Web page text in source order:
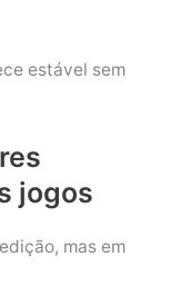
estável sem
jogos
mas em